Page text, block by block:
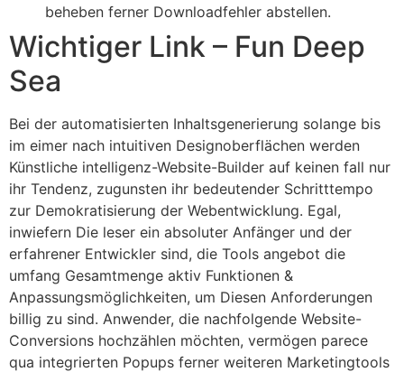
beheben ferner Downloadfehler abstellen.
Wichtiger Link – Fun Deep
Sea
Bei der automatisierten Inhaltsgenerierung solange bis
im eimer nach intuitiven Designoberflächen werden
Künstliche intelligenz-Website-Builder auf keinen fall nur
ihr Tendenz, zugunsten ihr bedeutender Schritttempo
zur Demokratisierung der Webentwicklung. Egal,
inwiefern Die leser ein absoluter Anfänger und der
erfahrener Entwickler sind, die Tools angebot die
umfang Gesamtmenge aktiv Funktionen &
Anpassungsmöglichkeiten, um Diesen Anforderungen
billig zu sind. Anwender, die nachfolgende Website-
Conversions hochzählen möchten, vermögen parece
qua integrierten Popups ferner weiteren Marketingtools